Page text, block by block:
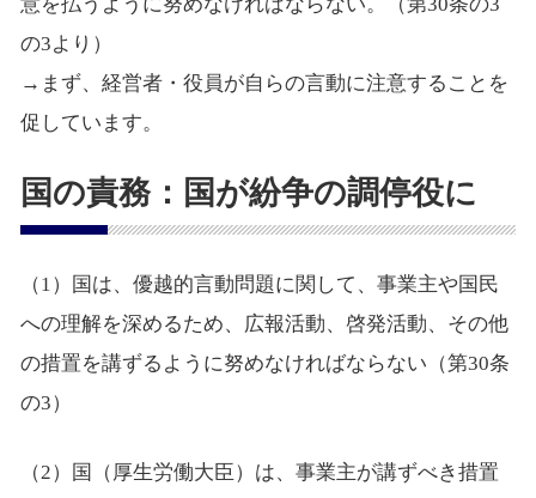
意を払うように努めなければならない。（第30条の3
の3より）
→まず、経営者・役員が自らの言動に注意することを
促しています。
国の責務：国が紛争の調停役に
（1）国は、優越的言動問題に関して、事業主や国民
への理解を深めるため、広報活動、啓発活動、その他
の措置を講ずるように努めなければならない（第30条
の3）
（2）国（厚生労働大臣）は、事業主が講ずべき措置